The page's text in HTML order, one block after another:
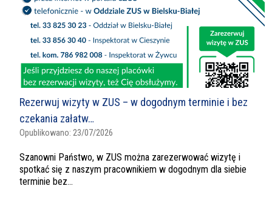
Rezerwuj wizyty w ZUS – w dogodnym terminie i bez
czekania załatw…
Opublikowano: 23/07/2026
Szanowni Państwo, w ZUS można zarezerwować wizytę i
spotkać się z naszym pracownikiem w dogodnym dla siebie
terminie bez...